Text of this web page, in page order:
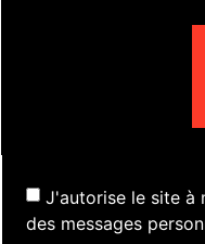
J'autorise le site à
des messages